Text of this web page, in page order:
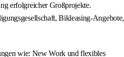
erfolgreicher Großprojekte.
Bikleasing‑Angebote,
wie: New Work und flexibles